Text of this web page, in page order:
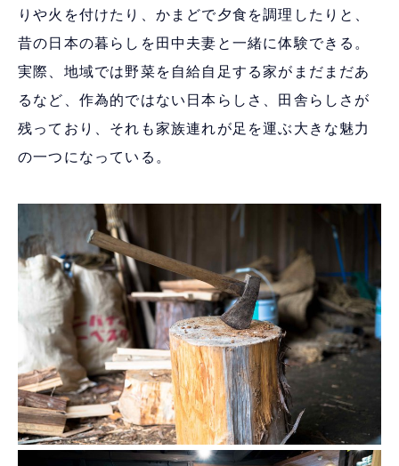
りや火を付けたり、かまどで夕食を調理したりと、
昔の日本の暮らしを田中夫妻と一緒に体験できる。
実際、地域では野菜を自給自足する家がまだまだあ
るなど、作為的ではない日本らしさ、田舎らしさが
残っており、それも家族連れが足を運ぶ大きな魅力
の一つになっている。